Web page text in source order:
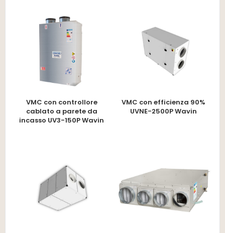
VMC con controllore
cablato a parete da
incasso UV3-150P Wavin
VMC con efficienza 90%
UVNE-2500P Wavin